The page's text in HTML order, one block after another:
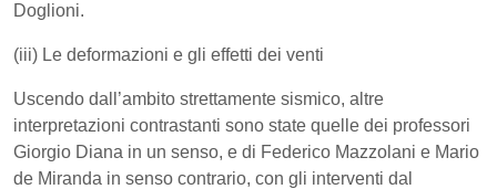
Doglioni.
(iii) Le deformazioni e gli effetti dei venti
Uscendo dall’ambito strettamente sismico, altre
interpretazioni contrastanti sono state quelle dei professori
Giorgio Diana in un senso, e di Federico Mazzolani e Mario
de Miranda in senso contrario, con gli interventi dal